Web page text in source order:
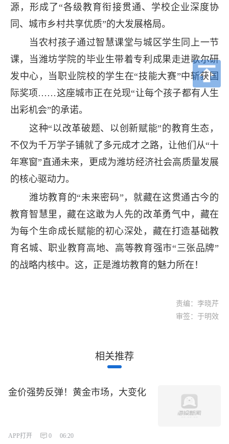
源，形成了“各级教育衔接贯通、学校企业深度协
同、城市乡村共享优质”的大发展格局。
当农村孩子通过智慧课堂与城区学生同上一节
课，当潍坊学院的毕业生带着专利成果走进歌尔研
发中心，当职业院校的学生在“技能大赛”中斩获国
际奖项……这座城市正在兑现“让每个孩子都有人生
出彩机会”的承诺。
这种“以改革破题、以创新赋能”的教育生态，
不仅为千万学子铺就了多元成才之路，让他们从“十
年寒窗”直通未来，更成为潍坊经济社会高质量发展
的核心驱动力。
潍坊教育的“未来密码”，就藏在这贯通古今的
教育智慧里，藏在这敢为人先的改革勇气中，藏在
为每个生命成长赋能的初心深处，藏在打造基础教
育名城、职业教育高地、高等教育强市“三张品牌”
的战略内核中。这，正是潍坊教育的魅力所在！
责编：李晓芹
审签：于明效
相关推荐
金价强势反弹！黄金市场，大变化
APP打开 0 06:20